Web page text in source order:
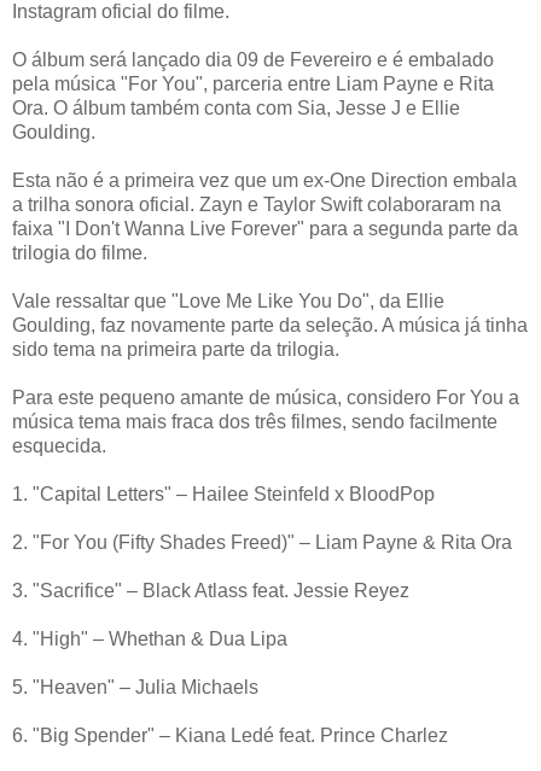
Instagram oficial do filme.
O álbum será lançado dia 09 de Fevereiro e é embalado
pela música "For You", parceria entre Liam Payne e Rita
Ora. O álbum também conta com Sia, Jesse J e Ellie
Goulding.
Esta não é a primeira vez que um ex-One Direction embala
a trilha sonora oficial. Zayn e Taylor Swift colaboraram na
faixa "I Don't Wanna Live Forever" para a segunda parte da
trilogia do filme.
Vale ressaltar que "Love Me Like You Do", da Ellie
Goulding, faz novamente parte da seleção. A música já tinha
sido tema na primeira parte da trilogia.
Para este pequeno amante de música, considero For You a
música tema mais fraca dos três filmes, sendo facilmente
esquecida.
1. "Capital Letters" – Hailee Steinfeld x BloodPop
2. "For You (Fifty Shades Freed)" – Liam Payne & Rita Ora
3. "Sacrifice" – Black Atlass feat. Jessie Reyez
4. "High" – Whethan & Dua Lipa
5. "Heaven" – Julia Michaels
6. "Big Spender" – Kiana Ledé feat. Prince Charlez